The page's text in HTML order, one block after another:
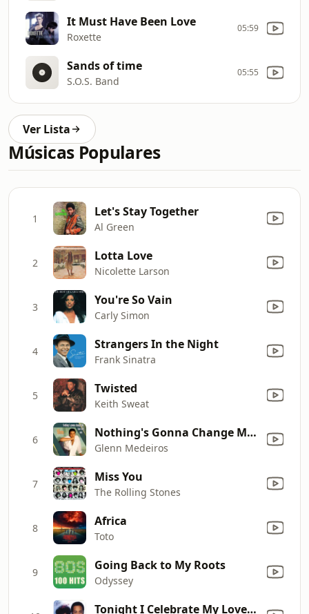
It Must Have Been Love
Roxette
05:59
Sands of time
S.O.S. Band
05:55
Ver Lista
Músicas Populares
1 Let's Stay Together
Al Green
2 Lotta Love
Nicolette Larson
3 You're So Vain
Carly Simon
4 Strangers In the Night
Frank Sinatra
5 Twisted
Keith Sweat
6 Nothing's Gonna Change My Love for You
Glenn Medeiros
7 Miss You
The Rolling Stones
8 Africa
Toto
9 Going Back to My Roots
Odyssey
Tonight I Celebrate My Love (feat. Roberta Flack)